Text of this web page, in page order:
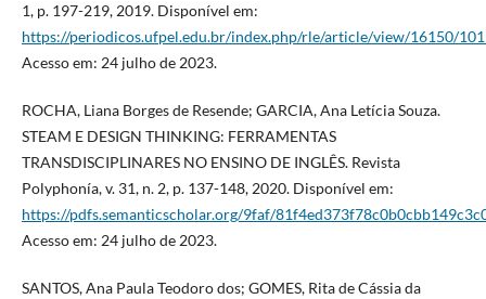
1, p. 197-219, 2019. Disponível em:
https://periodicos.ufpel.edu.br/index.php/rle/article/view/16150/
Acesso em: 24 julho de 2023.
ROCHA, Liana Borges de Resende; GARCIA, Ana Letícia Souza.
STEAM E DESIGN THINKING: FERRAMENTAS
TRANSDISCIPLINARES NO ENSINO DE INGLÊS. Revista
Polyphonía, v. 31, n. 2, p. 137-148, 2020. Disponível em:
https://pdfs.semanticscholar.org/9faf/
Acesso em: 24 julho de 2023.
SANTOS, Ana Paula Teodoro dos; GOMES, Rita de Cássia da